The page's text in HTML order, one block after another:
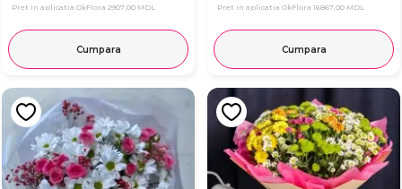
Pret in aplicatia OkFlora 2907,00 MDL
Cumpara
Pret in aplicatia OkFlora 16867,00 MDL
Cumpara